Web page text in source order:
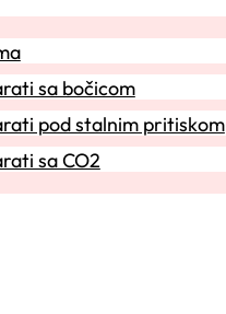
sa bočicom
pod stalnim pritiskom
sa CO2